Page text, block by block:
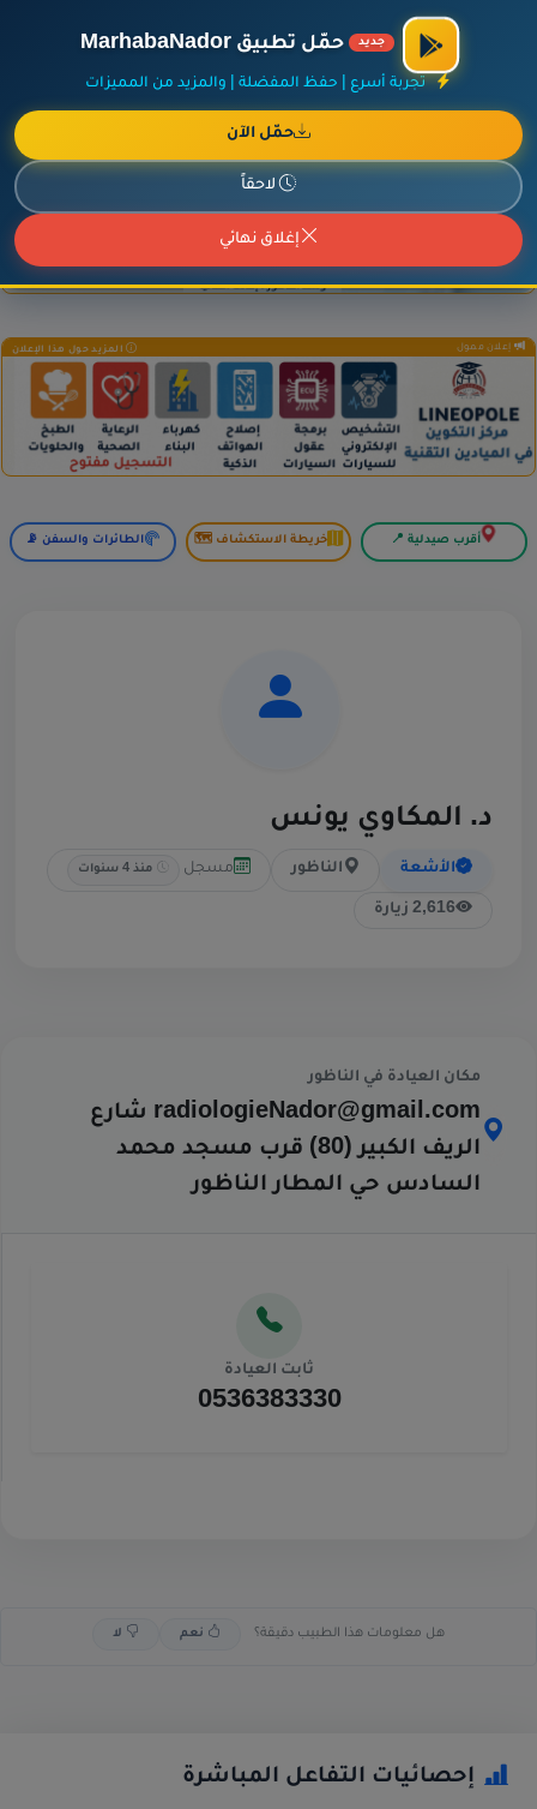
أضف نشاطك مجاناً
جديد حمّل تطبيق MarhabaNador
تجربة أسرع | حفظ المفضلة | والمزيد من المميزات
حمّل الآن
لاحقاً
إغلاق نهائي
إعلان ممول المزيد حول هذا الإعلان
إعلان ممول المزيد حول هذا الإعلان
أقرب صيدلية 📍 خريطة الاستكشاف 🗺️ الطائرات والسفن 📡
د. المكاوي يونس
الأشعة الناظور مسجل منذ 4 سنوات
2,616 زيارة
مكان العيادة في الناظور
radiologieNador@gmail.com شارع
الريف الكبير (80) قرب مسجد محمد
السادس حي المطار الناظور
ثابت العيادة
0536383330
هل معلومات هذا الطبيب دقيقة؟ نعم لا
إحصائيات التفاعل المباشرة